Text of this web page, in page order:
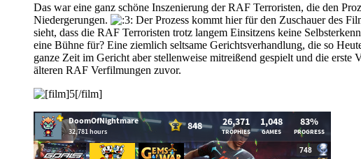
Das war eine ganz schöne Inszenierung der RAF Terroristen, die den
Niedergerungen.
Der Prozess kommt hier für den Zuschauer des
sieht, dass die RAF Terroristen trotz langem Einsitzens keine
eine Bühne für? Eine ziemlich seltsame Gerichtsverhandlung, die so
ganze Zeit im Gericht aber stellenweise mitreißend gespielt und die
älteren RAF Verfilmungen zuvor.